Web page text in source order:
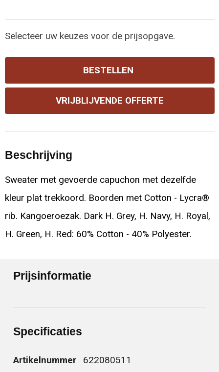
Selecteer uw keuzes voor de prijsopgave.
BESTELLEN
VRIJBLIJVENDE OFFERTE
Beschrijving
Sweater met gevoerde capuchon met dezelfde
kleur plat trekkoord. Boorden met Cotton - Lycra®
rib. Kangoeroezak. Dark H. Grey, H. Navy, H. Royal,
H. Green, H. Red: 60% Cotton - 40% Polyester.
Prijsinformatie
Specificaties
Artikelnummer 622080511